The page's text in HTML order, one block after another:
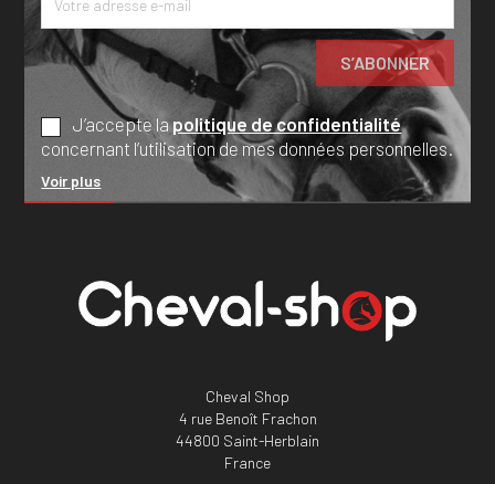
J’accepte lapolitique de confidentialité
concernant l’utilisation de mes données personnelles.
Voir plus
Cheval Shop
4 rue Benoît Frachon
44800 Saint-Herblain
France